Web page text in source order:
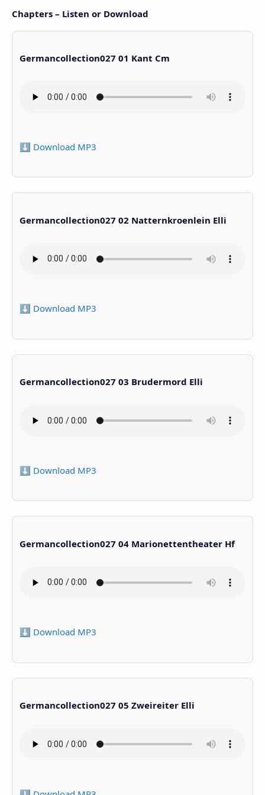
Chapters – Listen or Download
Germancollection027 01 Kant Cm
⬇️ Download MP3
Germancollection027 02 Natternkroenlein Elli
⬇️ Download MP3
Germancollection027 03 Brudermord Elli
⬇️ Download MP3
Germancollection027 04 Marionettentheater Hf
⬇️ Download MP3
Germancollection027 05 Zweireiter Elli